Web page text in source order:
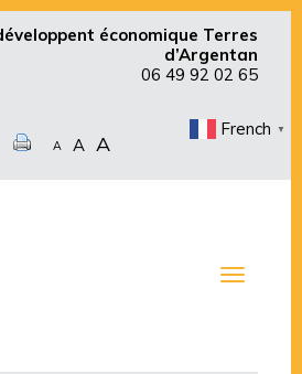
économique Terres
d’Argentan
06 49 92 02 65
A A A
French ▼
Toggle